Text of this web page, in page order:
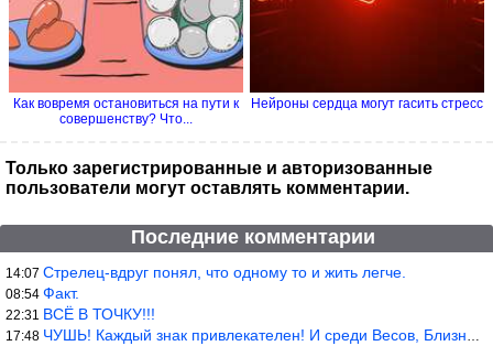
Как вовремя остановиться на пути к
совершенству? Что...
Нейроны сердца могут гасить стресс
Только зарегистрированные и авторизованные
пользователи могут оставлять комментарии.
Последние комментарии
14:07 Стрелец-вдруг понял, что одному то и жить легче.
08:54 Факт.
22:31 ВСЁ В ТОЧКУ!!!
17:48 ЧУШЬ! Каждый знак привлекателен! И среди Весов, Близнецов встреч